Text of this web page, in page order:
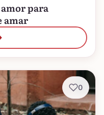
para
amar
0